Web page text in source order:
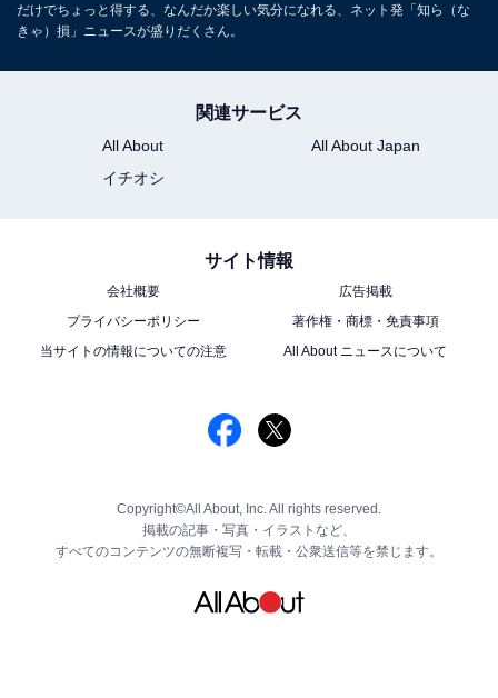
だけでちょっと得する、なんだか楽しい気分になれる、ネット発「知ら（な
きゃ）損」ニュースが盛りだくさん。
関連サービス
All About
All About Japan
イチオシ
サイト情報
会社概要
広告掲載
プライバシーポリシー
著作権・商標・免責事項
当サイトの情報についての注意
All About ニュースについて
Copyright©All About, Inc. All rights reserved.
掲載の記事・写真・イラストなど、
すべてのコンテンツの無断複写・転載・公衆送信等を禁じます。